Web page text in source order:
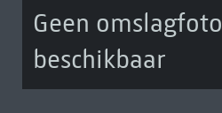
Geen omslagfoto
beschikbaar